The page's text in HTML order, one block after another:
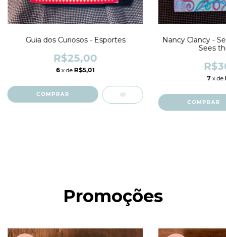
Guia dos Curiosos - Esportes
R$25,00
6 x de R$5,01
Nancy Clancy -
Sees
7 x de
Promoções